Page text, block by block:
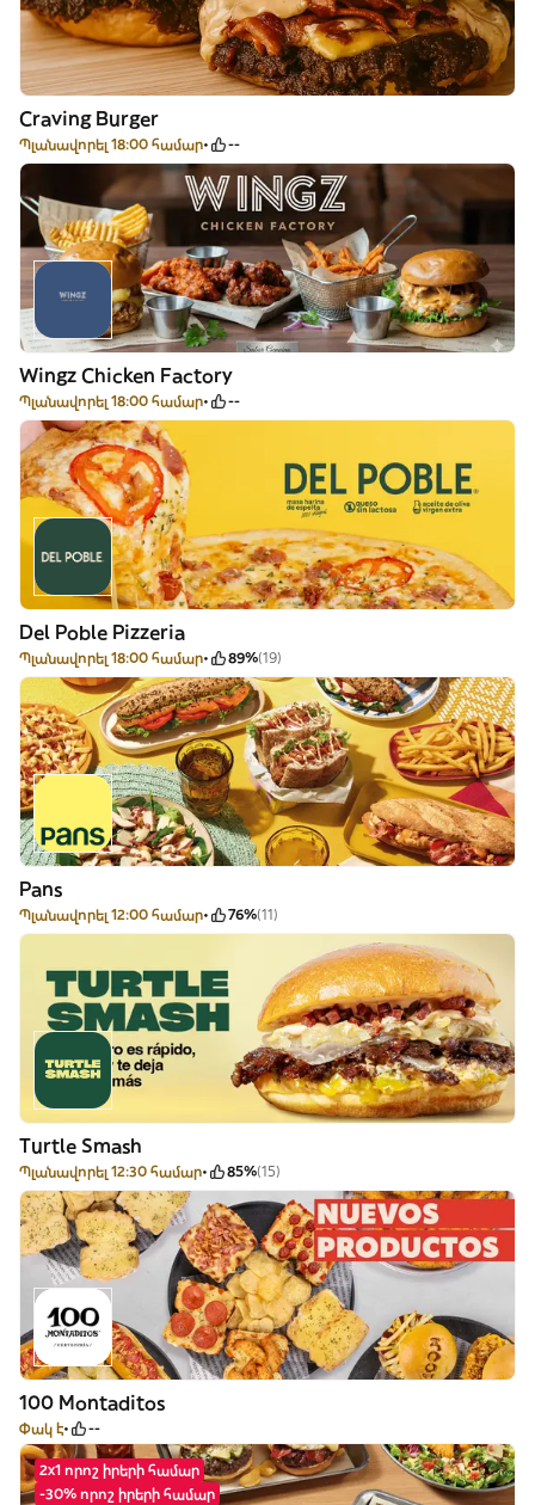
Craving Burger
Պլանավորել 18:00 համար --
Wingz Chicken Factory
Պլանավորել 18:00 համար --
Del Poble Pizzeria
Պլանավորել 18:00 համար 89%(19)
Pans
Պլանավորել 12:00 համար 76%(11)
Turtle Smash
Պլանավորել 12:30 համար 85%(15)
100 Montaditos
Փակ է --
2x1 որոշ իրերի համար
-30% որոշ իրերի համար